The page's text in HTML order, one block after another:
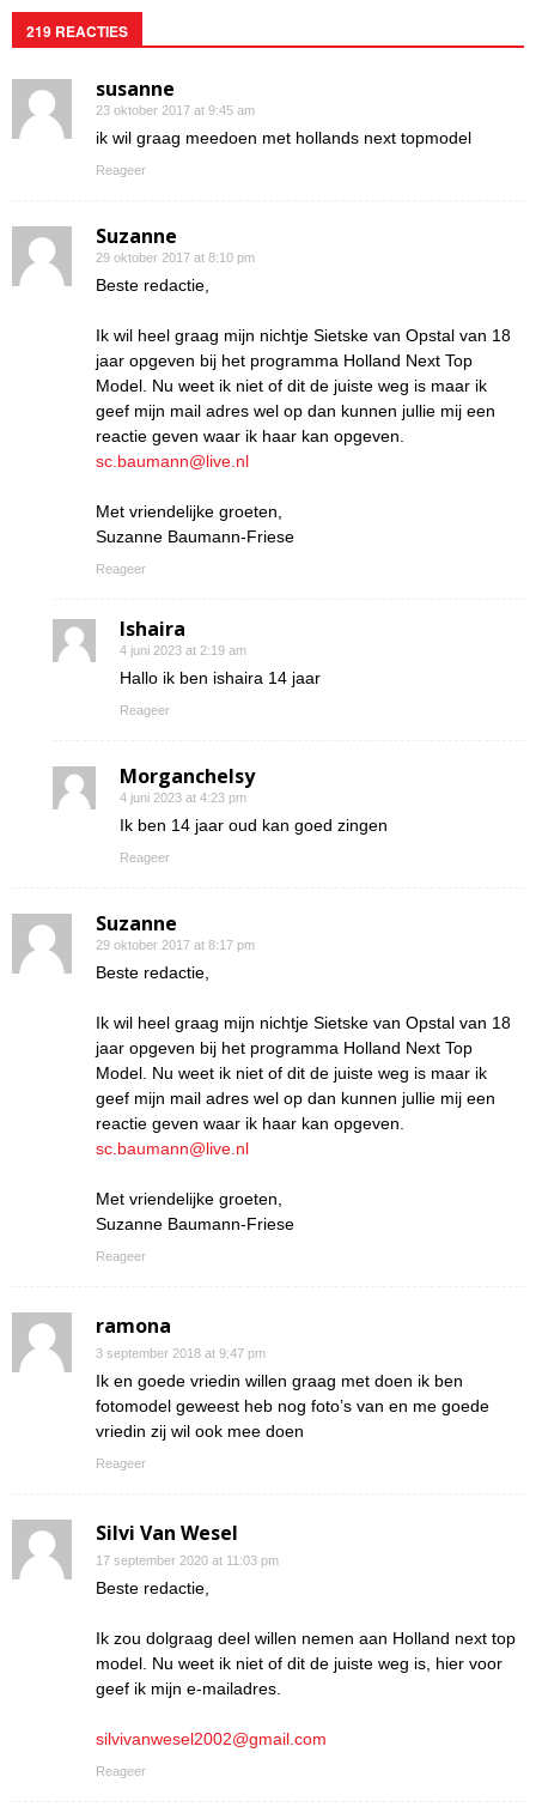
219 REACTIES
susanne
23 oktober 2017 at 9:45 am
ik wil graag meedoen met hollands next topmodel
Reageer
Suzanne
29 oktober 2017 at 8:10 pm
Beste redactie,
Ik wil heel graag mijn nichtje Sietske van Opstal van 18
jaar opgeven bij het programma Holland Next Top
Model. Nu weet ik niet of dit de juiste weg is maar ik
geef mijn mail adres wel op dan kunnen jullie mij een
reactie geven waar ik haar kan opgeven.
sc.baumann@live.nl
Met vriendelijke groeten,
Suzanne Baumann-Friese
Reageer
Ishaira
4 juni 2023 at 2:19 am
Hallo ik ben ishaira 14 jaar
Reageer
Morganchelsy
4 juni 2023 at 4:23 pm
Ik ben 14 jaar oud kan goed zingen
Reageer
Suzanne
29 oktober 2017 at 8:17 pm
Beste redactie,
Ik wil heel graag mijn nichtje Sietske van Opstal van 18
jaar opgeven bij het programma Holland Next Top
Model. Nu weet ik niet of dit de juiste weg is maar ik
geef mijn mail adres wel op dan kunnen jullie mij een
reactie geven waar ik haar kan opgeven.
sc.baumann@live.nl
Met vriendelijke groeten,
Suzanne Baumann-Friese
Reageer
ramona
3 september 2018 at 9:47 pm
Ik en goede vriedin willen graag met doen ik ben
fotomodel geweest heb nog foto’s van en me goede
vriedin zij wil ook mee doen
Reageer
Silvi Van Wesel
17 september 2020 at 11:03 pm
Beste redactie,
Ik zou dolgraag deel willen nemen aan Holland next top
model. Nu weet ik niet of dit de juiste weg is, hier voor
geef ik mijn e-mailadres.
silvivanwesel2002@gmail.com
Reageer